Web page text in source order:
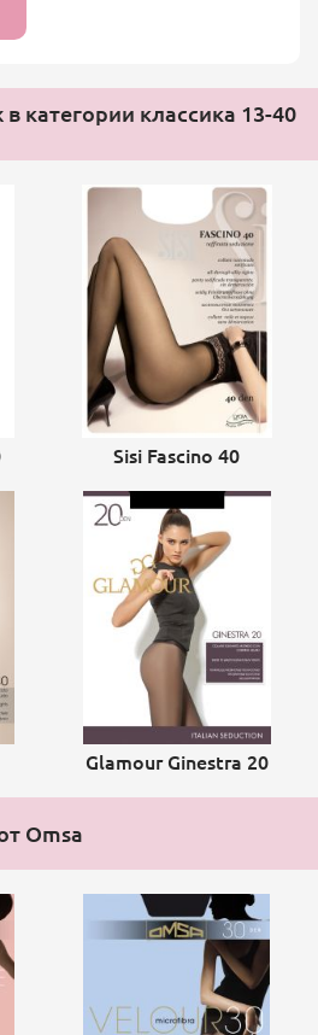
категории классика 13-40
Sisi Fascino 40
Glamour Ginestra 20
Omsa